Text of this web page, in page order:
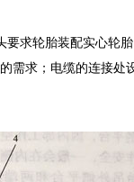
求轮胎装配实心轮
需求；电缆的连接处